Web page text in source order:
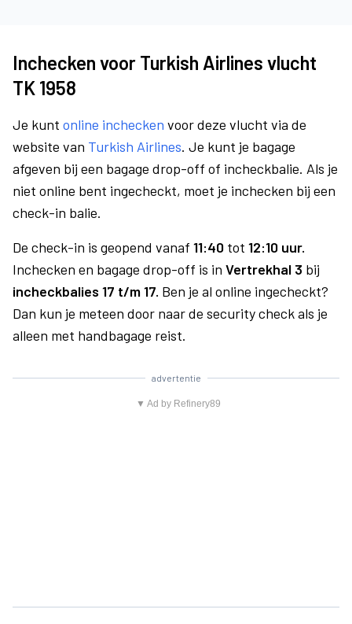
Inchecken voor Turkish Airlines vlucht
TK 1958
Je kunt online inchecken voor deze vlucht via de
website van Turkish Airlines. Je kunt je bagage
afgeven bij een bagage drop-off of incheckbalie. Als je
niet online bent ingecheckt, moet je inchecken bij een
check-in balie.
De check-in is geopend vanaf 11:40 tot 12:10 uur.
Inchecken en bagage drop-off is in Vertrekhal 3 bij
incheckbalies 17 t/m 17. Ben je al online ingecheckt?
Dan kun je meteen door naar de security check als je
alleen met handbagage reist.
advertentie
▼ Ad by Refinery89